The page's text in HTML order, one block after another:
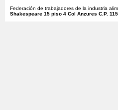
Federación de trabajadores de la industria
Shakespeare 15 piso 4 Col Anzures C.P.